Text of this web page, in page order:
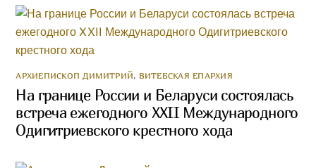
АРХИЕПИСКОП ДИМИТРИЙ, ВИТЕБСКАЯ ЕПАРХИЯ
На границе России и Беларуси состоялась
встреча ежегодного XXII Международного
Одигитриевского крестного хода